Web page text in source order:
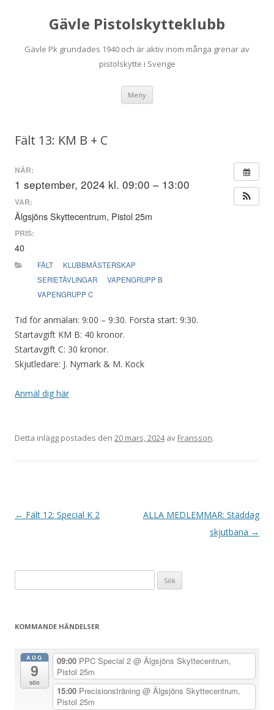
Gävle Pistolskytteklubb
Gävle Pk grundades 1940 och är aktiv inom många grenar av
pistolskytte i Sverige
Meny
Fält 13: KM B + C
NÄR:
1 september, 2024 kl. 09:00 – 13:00
VAR:
Älgsjöns Skyttecentrum, Pistol 25m
PRIS:
40
FÄLT
KLUBBMÄSTERSKAP
SERIETÄVLINGAR
VAPENGRUPP B
VAPENGRUPP C
Tid för anmälan: 9:00 – 9:30. Första start: 9:30.
Startavgift KM B: 40 kronor.
Startavgift C: 30 kronor.
Skjutledare: J. Nymark & M. Kock
Anmäl dig här
Detta inlägg postades den 20 mars, 2024av Fransson.
I
a
← Fält 12: Special K 2
ALLA MEDLEMMAR: Städdag
skjutbana →
efter:
KOMMANDE HÄNDELSER
AUG
9
sön
09:00 PPC Special 2 @ Älgsjöns Skyttecentrum,
Pistol 25m
15:00 Precisionsträning @ Älgsjöns Skyttecentrum,
Pistol 25m